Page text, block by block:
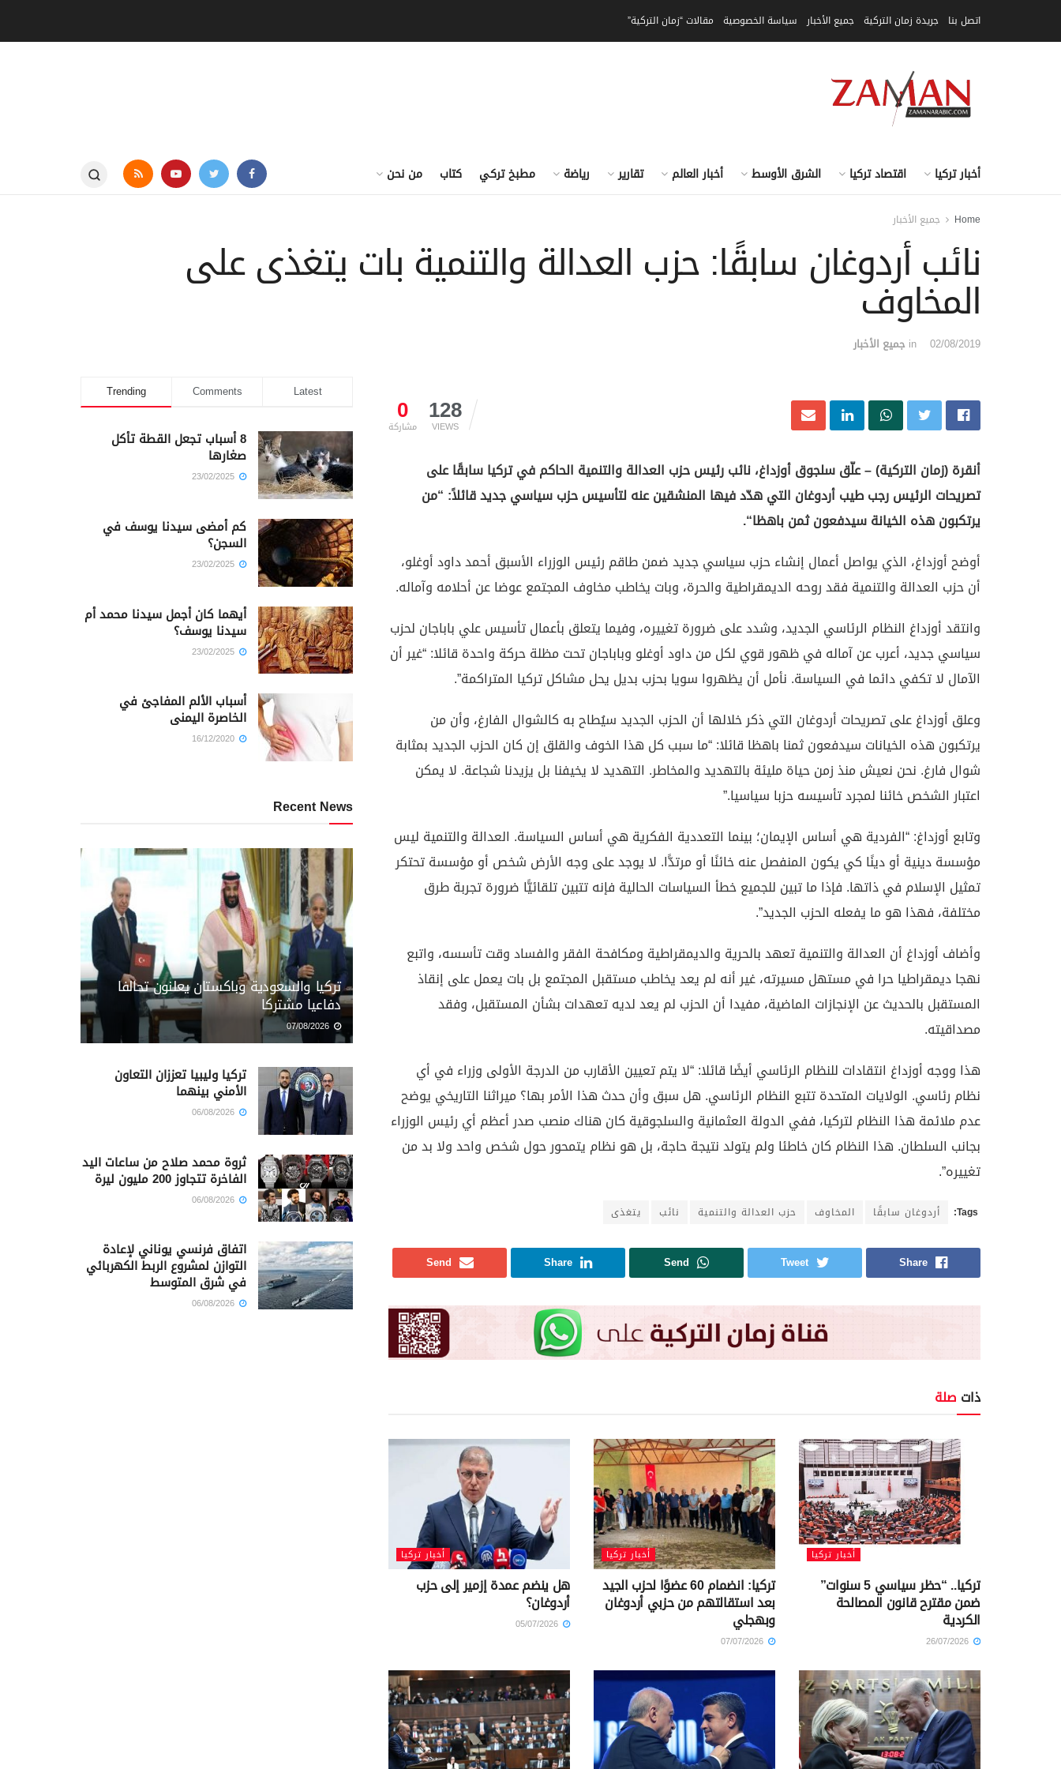
اتصل بنا جريدة زمان التركية جميع الأخبار سياسة الخصوصية مقالات “زمان التركية”
أخبار تركيا اقتصاد تركيا الشرق الأوسط أخبار العالم تقارير رياضة مطبخ تركي كتاب من نحن
Home جميع الأخبار
نائب أردوغان سابقًا: حزب العدالة والتنمية بات يتغذى على
المخاوف
02/08/2019
in جميع الأخبار
0
مشاركة 128
VIEWS
أنقرة(زمان التركية) –علّق سلجوق أوزداغ، نائب رئيس حزب العدالة والتنمية الحاكم في تركيا سابقًا على
تصريحات الرئيس رجب طيب أردوغان التي هدّد فيها المنشقين عنه لتأسيس حزب سياسي جديد قائلاً: “من
يرتكبون هذه الخيانة سيدفعون ثمن باهظا“.
أوضح أوزداغ، الذي يواصل أعمال إنشاء حزب سياسي جديد ضمن طاقم رئيس الوزراء الأسبق أحمد داود أوغلو،
أن حزب العدالة والتنمية فقد روحه الديمقراطية والحرة، وبات يخاطب مخاوف المجتمع عوضا عن أحلامه وآماله.
وانتقد أوزداغ النظام الرئاسي الجديد، وشدد على ضرورة تغييره، وفيما يتعلق بأعمال تأسيس علي باباجان لحزب
سياسي جديد، أعرب عن آماله في ظهور قوي لكل من داود أوغلو وباباجان تحت مظلة حركة واحدة قائلا: “غير أن
الآمال لا تكفي دائما في السياسة. نأمل أن يظهروا سويا بحزب بديل يحل مشاكل تركيا المتراكمة”.
وعلق أوزداغ على تصريحات أردوغان التي ذكر خلالها أن الحزب الجديد سيُطاح به كالشوال الفارغ، وأن من
يرتكبون هذه الخيانات سيدفعون ثمنا باهظا قائلا: “ما سبب كل هذا الخوف والقلق إن كان الحزب الجديد بمثابة
شوال فارغ. نحن نعيش منذ زمن حياة مليئة بالتهديد والمخاطر. التهديد لا يخيفنا بل يزيدنا شجاعة. لا يمكن
اعتبار الشخص خائنا لمجرد تأسيسه حزبا سياسيا.”
وتابع أوزداغ: “الفردية هي أساس الإيمان؛ بينما التعددية الفكرية هي أساس السياسة. العدالة والتنمية ليس
مؤسسة دينية أو دينًا كي يكون المنفصل عنه خائنًا أو مرتدًّا. لا يوجد على وجه الأرض شخص أو مؤسسة تحتكر
تمثيل الإسلام في ذاتها. فإذا ما تبين للجميع خطأ السياسات الحالية فإنه تتبين تلقائيًّا ضرورة تجربة طرق
مختلفة، فهذا هو ما يفعله الحزب الجديد”.
وأضاف أوزداغ أن العدالة والتنمية تعهد بالحرية والديمقراطية ومكافحة الفقر والفساد وقت تأسسه، واتبع
نهجا ديمقراطيا حرا في مستهل مسيرته، غير أنه لم يعد يخاطب مستقبل المجتمع بل بات يعمل على إنقاذ
المستقبل بالحديث عن الإنجازات الماضية، مفيدا أن الحزب لم يعد لديه تعهدات بشأن المستقبل، وفقد
مصداقيته.
هذا ووجه أوزداغ انتقادات للنظام الرئاسي أيضًا قائلا: “لا يتم تعيين الأقارب من الدرجة الأولى وزراء في أي
نظام رئاسي. الولايات المتحدة تتبع النظام الرئاسي. هل سبق وأن حدث هذا الأمر بها؟ ميراثنا التاريخي يوضح
عدم ملائمة هذا النظام لتركيا، ففي الدولة العثمانية والسلجوقية كان هناك منصب صدر أعظم أي رئيس الوزراء
بجانب السلطان. هذا النظام كان خاطئا ولم يتولد نتيجة حاجة، بل هو نظام يتمحور حول شخص واحد ولا بد من
تغييره”.
Tags: أردوغان سابقًا المخاوف حزب العدالة والتنمية نائب يتغذى
Share
Tweet
Send
Share
Send
ذات صلة
أخبار تركيا
تركيا.. “حظر سياسي 5 سنوات”
ضمن مقترح قانون المصالحة
الكردية
أخبار تركيا
تركيا: انضمام 60 عضوًا لحزب الجيد
بعد استقالتهم من حزبي أردوغان
وبهجلي
أخبار تركيا
هل ينضم عمدة إزمير إلى حزب
أردوغان؟
Trending Comments Latest
8 أسباب تجعل القطة تأكل
صغارها
كم أمضى سيدنا يوسف في
السجن؟
أيهما كان أجمل سيدنا محمد أم
سيدنا يوسف؟
أسباب الألم المفاجئ في
الخاصرة اليمنى
Recent News
تركيا والسعودية وباكستان يعلنون تحالفا
دفاعيا مشتركا
تركيا وليبيا تعززان التعاون
الأمني بينهما
ثروة محمد صلاح من ساعات اليد
الفاخرة تتجاوز 200 مليون ليرة
اتفاق فرنسي يوناني لإعادة
التوازن لمشروع الربط الكهربائي
في شرق المتوسط